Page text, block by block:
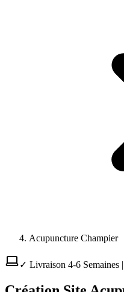
Acupuncture Champier
✓ Livraison 4-6 Semaines